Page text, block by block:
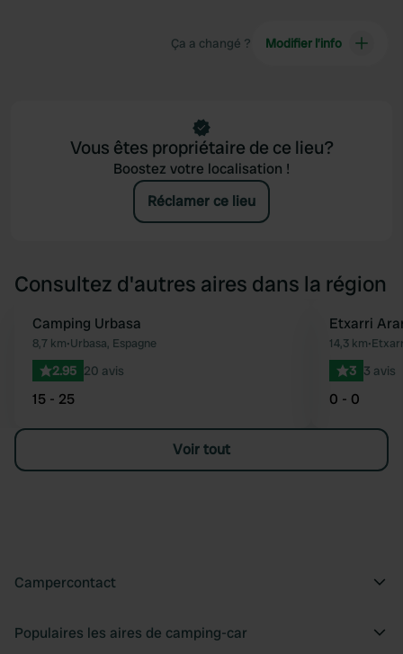
Ça a changé ? Modifier l’info
Vous êtes propriétaire de ce lieu?
Boostez votre localisation !
Réclamer ce lieu
Consultez d'autres aires dans la région
Préféré
Camping Urbasa
8,7 km•Urbasa, Espagne
2.95 20 avis
15 - 25
Etxarri
14,3 km•
3 3 avis
0 - 0
Voir tout
Campercontact
Populaires les aires de camping-car